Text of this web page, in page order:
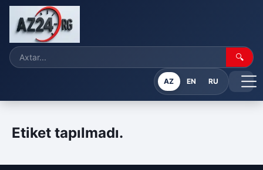
🔍
AZ EN RU
Etiket tapılmadı.